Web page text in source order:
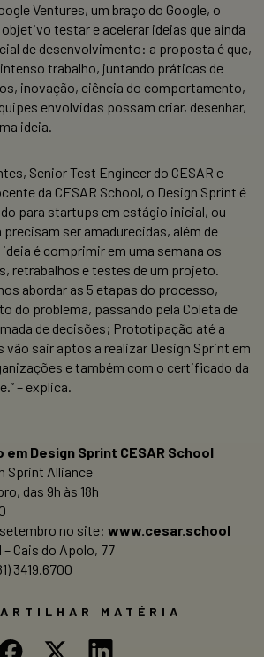
Ventures, um braço do Google, o
testar e acelerar ideias que ainda
de desenvolvimento: a proposta é que,
trabalho, juntando práticas de
inovação, ciência do comportamento,
envolvidas possam criar, desenhar,
ideia.
Senior Test Engineer do CESAR e
da CESAR School, o Design Sprint é
para startups em estágio inicial, ou
precisam ser amadurecidas, além de
é comprimir em uma semana os
retrabalhos e testes de um projeto.
abordar as 5 etapas do processo,
do problema, passando pela Coleta de
de decisões; Prototipação até a
vão sair aptos a realizar Design Sprint em
e também com o certificado da
– explica.
Design Sprint CESAR School
Sprint Alliance
das 9h às 18h
no site: www.cesar.school
– Cais do Apolo, 77
3419.6700
MATÉRIA